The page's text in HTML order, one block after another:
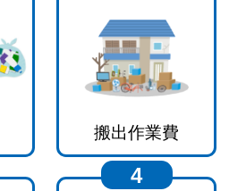
搬出作業費
4